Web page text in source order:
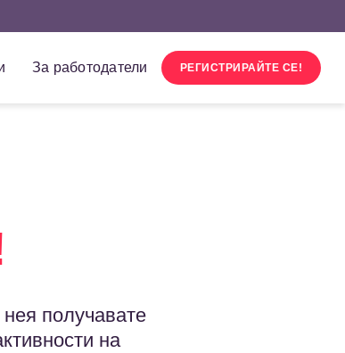
За работодатели РЕГИСТРИРАЙТЕ СЕ!
получавате
на